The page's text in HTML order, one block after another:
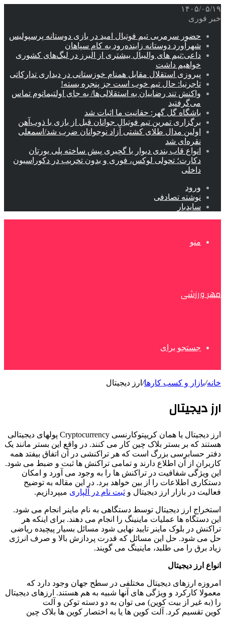
۱۴۰۵/۰۵/۱۹
خبر فوری
حضور سرمربی تیم فوتبال امید در بازی دوستانه پرسپولیس
شهرآورد دوستانه زاینده‌رود به کام سپاهان
داعی:تیم های والیبال بیشتری از البرز در لیگ‌های کشوری
خواهیم داشت
پیروزی استقلال مقابل همنام خوزستانی در دیداری تدارکاتی
تاجرنیا: حال تیم خوب است جز پنجره بسته!
واکنش تند رضاییان به استقلالی‌ها/ به جای اولتیماتوم تماس
می‌گرفتید
باشگاه گل گهر: حقانیت ما اثبات شد
برگزاری تمرین تیم فوتبال جوانان قبل از بازی با ذوب‌آهن
اولین مدال طلای کشتی آزاد نوجوانان ضرب شد/اسمعلی
نقره‌ای شد
انواع قاب بندی دیوار با گچبری پیش ساخته پلی یورتان
دکارت؛ تحولی لوکس، فوری و بدون تخریب در دکوراسیون
داخلی
ورود
نوشته تصادفی
سایدبار
منو
مهر ورزشی
جستجو برای
خانه/بازار و کسب کارها/ ارز دیجیتال
ارز دیجیتال
ارز دیجیتال یا همان کریپتوکارنسی Cryptocurrency پولهای دیجیتالی
هستند که بر بستر بلاک چین کار می کنند. در واقع این بستر مانند یک
دفتر حسابرسی بزرگ است که هر تراکنشی در آن اتفاق بیفتد همه
کاربران از آن اطلاع دارند و تمامی تراکنش ها ثبت و ضبط می شود.
این ویژگی شفافیت در تراکنش ها را به وجود می آورد و امکان
دستکاری اطلاعات را از بین خواهد برد. در این مقاله به توضیح
فعالیت در بازار ارز دیجیتال و ثبت نام در آلپاری میپردازیم.
استخراج ارز دیجیتال توسط دستگاهی به نام ماینر انجام می شود.
این دستگاه ها عملیات ماینینگ را انجام می دهند. برای اینکه هر
تراکنش در بلوک ماینر تایید نهایی شود مسائل بسیار پیچیده ریاضی
حل می شود. حل این مسائل که قدرت پردازش بالا و صرف انرژی
زیاد برق را می طلبد، ماینینگ می گویند.
انواع ارز دیجیتال
امروزه ارزهای دیجیتال مختلفی در سطح جهان وجود دارد که
معمولا کارکرد و ویژگی های آنها شبیه به هم هستند. ارزهای دیجیتال
را (به غیر از بیت کوین) می توان به دو دسته توکن و آلت
کوین تقسیم کرد. آلت کوین ها یا به اختصار کوین ها بلاک چین